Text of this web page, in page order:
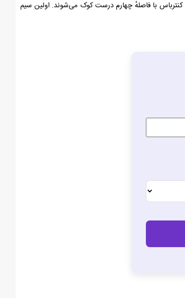
دارد. (کنترباس‌های ۵سیمه قادرند ۴ نت بم‌تر از کنترباس‌های ۴سیمه اجرا کنند) سیم‌های کنترباس با فاصلهٔ چهارم درست کوک می‌شوند. اولین سیم